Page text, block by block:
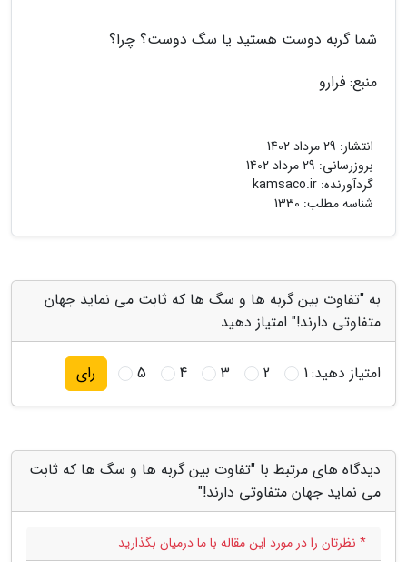
شما گربه دوست هستید یا سگ دوست؟ چرا؟
منبع: فرارو
انتشار: 29 مرداد 1402
بروزرسانی: 29 مرداد 1402
گردآورنده: kamsaco.ir
شناسه مطلب: 1330
به "تفاوت بین گربه ها و سگ ها که ثابت می نماید جهان
متفاوتی دارند!" امتیاز دهید
امتیاز دهید:1
2
3
4
5 رای
دیدگاه های مرتبط با "تفاوت بین گربه ها و سگ ها که ثابت
می نماید جهان متفاوتی دارند!"
* نظرتان را در مورد این مقاله با ما درمیان بگذارید